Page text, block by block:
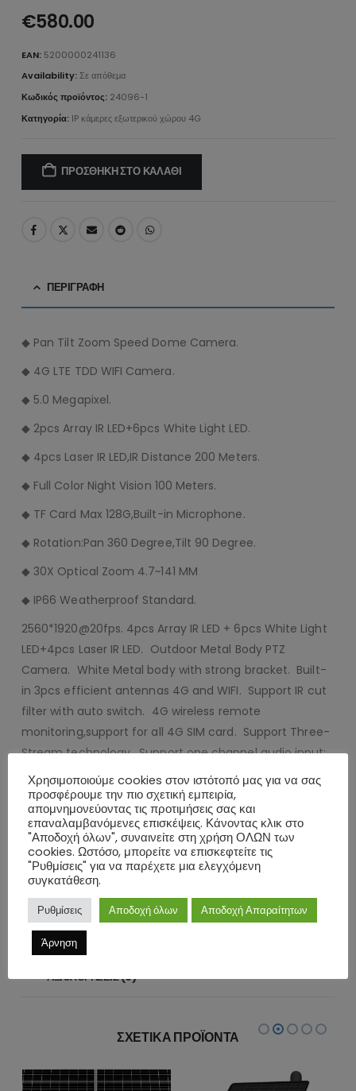
€580.00
EAN: 5200000241136
Availability:Σε απόθεμα
Κωδικός προϊόντος: 24096-1
Κατηγορία: IP κάμερες εξωτερικού χώρου 4G
ΠΡΟΣΘΉΚΗ ΣΤΟ ΚΑΛΆΘΙ
ΠΕΡΙΓΡΑΦΉ
◆ Pan Tilt Zoom Speed Dome Camera.
◆ 4G LTE TDD WIFI Camera.
◆ 5.0 Megapixel.
◆ 2pcs Array IR LED+6pcs White Light LED.
◆ 4pcs Laser IR LED,IR Distance 200 Meters.
◆ Full Color Night Vision 100 Meters.
◆ TF Card Max 128G,Built-in Microphone.
◆ Rotation:Pan 360 Degree,Tilt 90 Degree.
◆ 30X Optical Zoom 4.7~141 MM
◆ IP66 Weatherproof Standard.
2560*1920@20fps. 4pcs Array IR LED + 6pcs White Light
LED+4pcs Laser IR LED. Outdoor Metal Body PTZ
Camera. White Metal body with strong bracket. Built-
in 3pcs efficient antennas 4G and WIFI. Support IR cut
filter with auto switch. 4G wireless remote
monitoring,support for all 4G SIM card. Support Three-
Stream technology. Support one channel audio input;
one channel audio output; support Two-way
Audio(with Microphone and Speaker). Support one
channel alarm input; one channel alarm output.
Support Micro SD/SDHC/SDXC card, the maximum up
to128G. Support SMART IR, P2P and cross-browser
access. Mobile APP Name: Camhi. CMS:HiP2P for PC.
Device Power In (DC 12V 5A)
ΕΠΙΠΛΈΟΝ ΠΛΗΡΟΦΟΡΊΕΣ
ΑΞΙΟΛΟΓΉΣΕΙΣ (0)
ΣΧΕΤΙΚΆ ΠΡΟΪΌΝΤΑ
Χρησιμοποιούμε cookies στον ιστότοπό μας για να σας
προσφέρουμε την πιο σχετική εμπειρία,
απομνημονεύοντας τις προτιμήσεις σας και
επαναλαμβανόμενες επισκέψεις. Κάνοντας κλικ στο
"Αποδοχή όλων", συναινείτε στη χρήση ΟΛΩΝ των
cookies. Ωστόσο, μπορείτε να επισκεφτείτε τις
"Ρυθμίσεις" για να παρέχετε μια ελεγχόμενη
συγκατάθεση.
Ρυθμίσεις Αποδοχή όλων Αποδοχή Απαραίτητων
Άρνηση